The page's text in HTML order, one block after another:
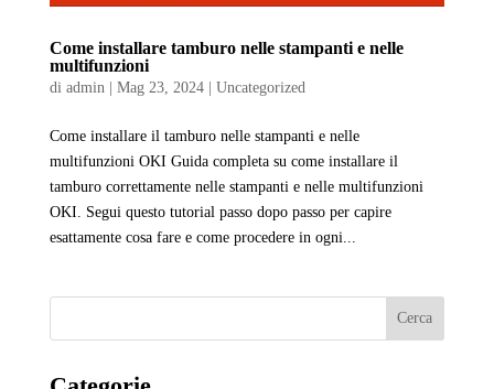
Come installare tamburo nelle stampanti e nelle
multifunzioni
di admin| Mag 23, 2024| Uncategorized
Come installare il tamburo nelle stampanti e nelle
multifunzioni OKI Guida completa su come installare il
tamburo correttamente nelle stampanti e nelle multifunzioni
OKI. Segui questo tutorial passo dopo passo per capire
esattamente cosa fare e come procedere in ogni...
Cerca